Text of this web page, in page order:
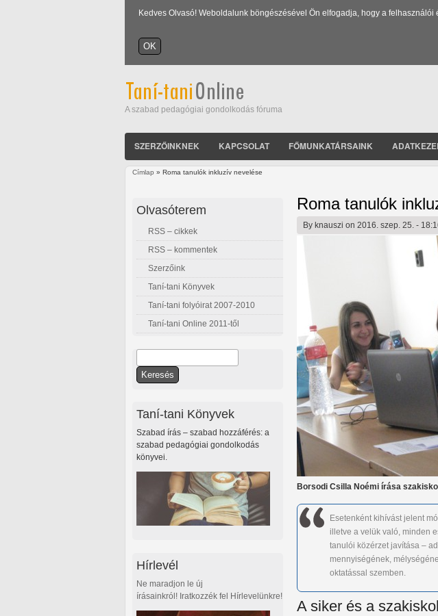
Kedves Olvasó! Weboldalunk böngészésével Ön elfogadja, hogy a
A szabad pedagógiai gondolkodás fóruma
SZERZŐINKNEK KAPCSOLAT FŐMUNKATÁRSAINK
Címlap » Roma tanulók inkluzív nevelése
Roma tanulók
By knauszi on 2016. szep. 25. -
Borsodi Csilla Noémi írása
Esetenként kihívást jelent
illetve a velük való, minden
tanulói közérzet javítása –
mennyiségének,
oktatással szemben.
A siker és a
Olvasóterem
RSS – cikkek
RSS – kommentek
Szerzőink
Taní-tani Könyvek
Taní-tani folyóirat 2007-2010
Taní-tani Online 2011-től
Keresés űrlap
Taní-tani Könyvek
Szabad írás – szabad hozzáférés: a
szabad pedagógiai gondolkodás
könyvei.
Hírlevél
Ne maradjon le új
írásainkról! Iratkozzék fel Hírlevelünkre!